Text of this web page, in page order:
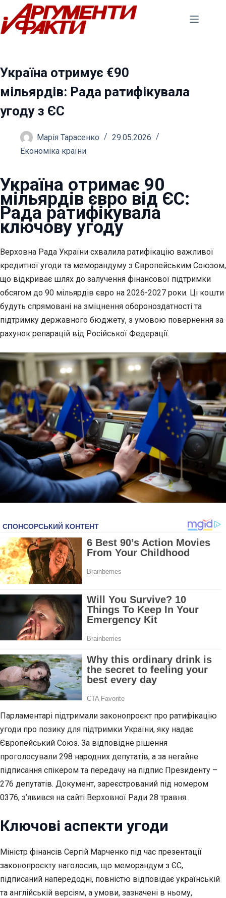
Перейти
до
вмісту
Україна отримує €90
мільярдів: Рада ратифікувала
угоду з ЄС
Марія Тарасенко
29.05.2026
Економіка країни
Україна отримає 90
мільярдів євро від ЄС:
Рада ратифікувала
ключову угоду
Верховна Рада України схвалила ратифікацію важливої
кредитної угоди та меморандуму з Європейським Союзом,
що відкриває шлях до залучення фінансової підтримки
обсягом до 90 мільярдів євро на 2026-2027 роки. Ці кошти
будуть спрямовані на зміцнення обороноздатності та
підтримку державного бюджету, з умовою повернення за
рахунок репарацій від Російської Федерації.
Парламентарі підтримали законопроєкт про ратифікацію
угоди про позику для підтримки України, яку надає
Європейський Союз. За відповідне рішення
проголосували 298 народних депутатів, а за негайне
підписання спікером та передачу на підпис Президенту –
276 депутатів. Документ, зареєстрований під номером
0376, з’явився на сайті Верховної Ради 28 травня.
Ключові аспекти угоди
Міністр фінансів Сергій Марченко під час презентації
законопроєкту наголосив, що меморандум з ЄС,
підписаний напередодні, повністю відповідає українській
та англійській версіям, а умови, зазначені в ньому,